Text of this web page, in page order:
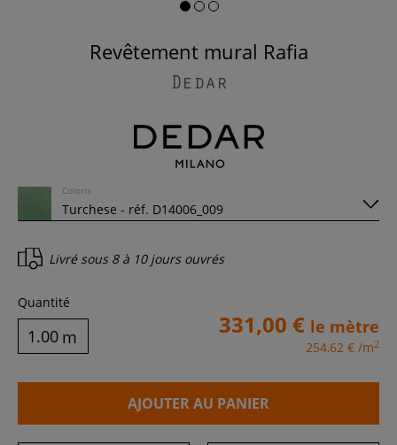
Revêtement mural Rafia
Dedar
Coloris
Livré sous 8 à 10 jours ouvrés
Quantité
m 331,00 € le mètre
254,62 € /m2
AJOUTER AU PANIER